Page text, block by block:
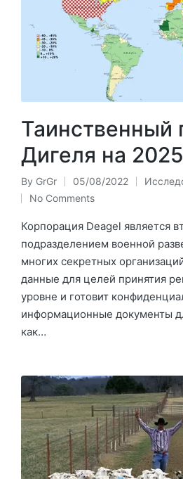
Таинственный
Дигеля на
Posted
by
By GrGr 05/08/2022
Posted
No Comments
Корпорация Deagel является
подразделением военной
многих секретных
данные для целей принятия
уровне и готовит
информационные документы
как…